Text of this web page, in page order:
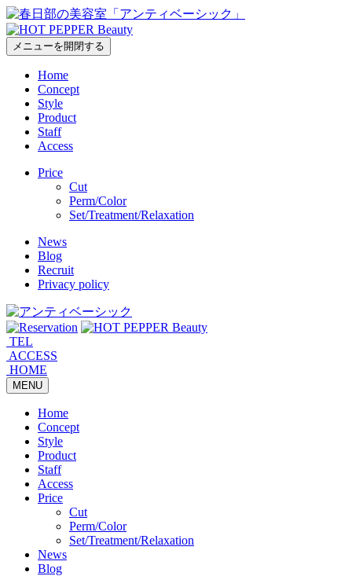
メニューを開閉する
Home
Concept
Style
Product
Staff
Access
Price
Cut
Perm/Color
Set/Treatment/Relaxation
News
Blog
Recruit
Privacy policy
TEL
ACCESS
HOME
MENU
Home
Concept
Style
Product
Staff
Access
Price
Cut
Perm/Color
Set/Treatment/Relaxation
News
Blog